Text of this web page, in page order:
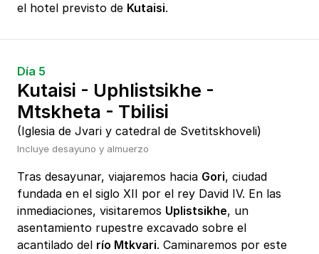
el hotel previsto de Kutaisi.
Día 5
Kutaisi - Uphlistsikhe -
Mtskheta - Tbilisi
(Iglesia de Jvari y catedral de Svetitskhoveli)
Incluye desayuno y almuerzo
Tras desayunar, viajaremos hacia Gori, ciudad
fundada en el siglo XII por el rey David IV. En las
inmediaciones, visitaremos Uplistsikhe, un
asentamiento rupestre excavado sobre el
acantilado del río Mtkvari. Caminaremos por este